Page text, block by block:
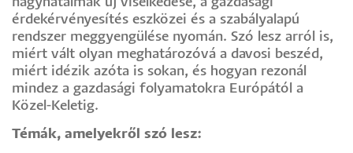
nagyhatalmak új viselkedése, a gazdasági
érdekérvényesítés eszközei és a szabályalapú
rendszer meggyengülése nyomán. Szó lesz arról is,
miért vált olyan meghatározóvá a davosi beszéd,
miért idézik azóta is sokan, és hogyan rezonál
mindez a gazdasági folyamatokra Európától a
Közel-Keletig.
Témák, amelyekről szó lesz: